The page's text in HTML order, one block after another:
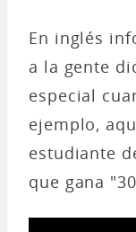
En inglés
a la gente
especial
ejemplo,
estudiante
que gana